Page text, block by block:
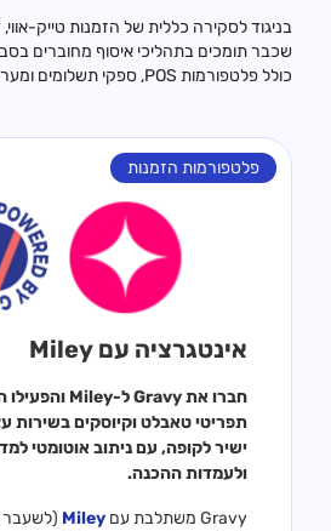
בניגוד לסקירה כללית של הזמנות טייק-
שכבר תומכים בתהליכי איסוף מחוברים
כולל פלטפורמות POS, ספקי תשלומים ומערכות הזמנה נלוות.
פלטפורמות הזמנות
אינטגרציה עם Miley
תפריטי טאבלט וקיוסקים בשירות
ישיר לקופה, עם ניתוב אוטומטי
ולעמדות ההכנה.
Gravy משתלבת עם Miley